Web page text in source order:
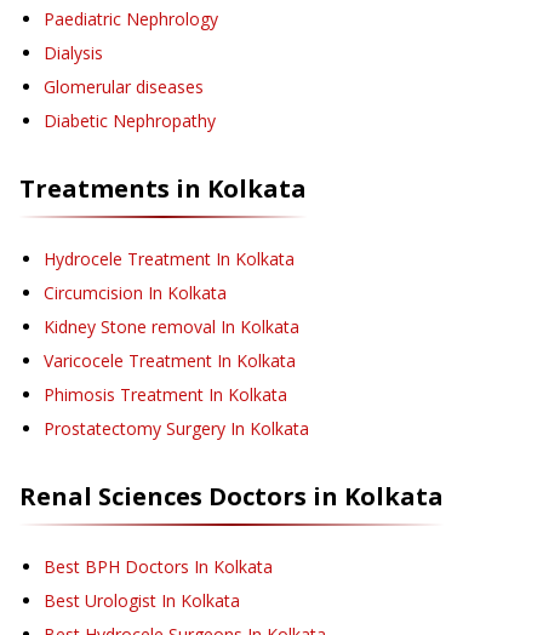
Paediatric Nephrology
Dialysis
Glomerular diseases
Diabetic Nephropathy
Treatments in Kolkata
Hydrocele Treatment In Kolkata
Circumcision In Kolkata
Kidney Stone removal In Kolkata
Varicocele Treatment In Kolkata
Phimosis Treatment In Kolkata
Prostatectomy Surgery In Kolkata
Renal Sciences Doctors in Kolkata
Best BPH Doctors In Kolkata
Best Urologist In Kolkata